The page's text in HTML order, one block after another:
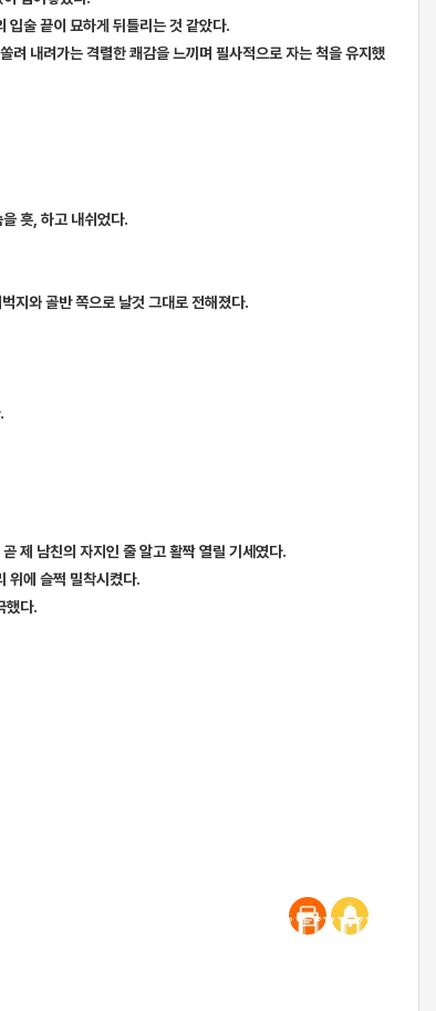
입술 끝이 묘하게 뒤틀리는 것 같았다.
려 내려가는 격렬한 쾌감을 느끼며 필사적으로 자는 척을 유지했
흣, 하고 내쉬었다.
지와 골반 쪽으로 날것 그대로 전해졌다.
제 남친의 자지인 줄 알고 활짝 열릴 기세였다.
위에 슬쩍 밀착시켰다.
했다.